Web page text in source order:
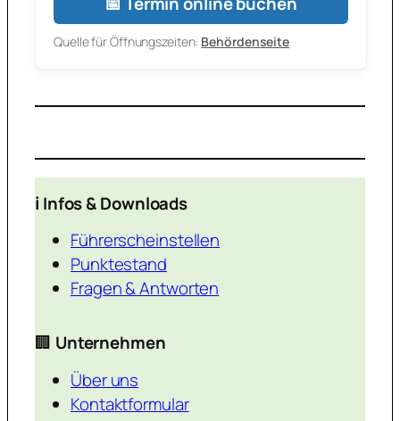
Quelle für Öffnungszeiten: Behördenseite
ℹ️ Infos & Downloads
Führerscheinstellen
Punktestand
Fragen & Antworten
🏢 Unternehmen
Über uns
Kontaktformular